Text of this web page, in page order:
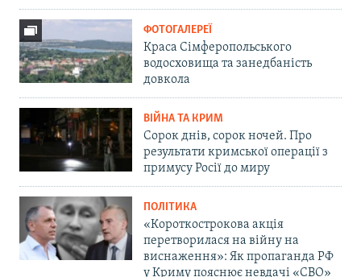
ФОТОГАЛЕРЕЇ
Краса Сімферопольського
водосховища та занедбаність
довкола
ВІЙНА ТА КРИМ
Сорок днів, сорок ночей. Про
результати кримської операції з
примусу Росії до миру
ПОЛІТИКА
«Короткострокова акція
перетворилася на війну на
виснаження»: Як пропаганда РФ
у Криму пояснює невдачі «СВО»